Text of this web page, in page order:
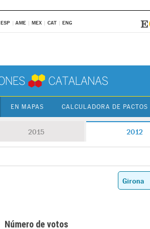
ESP AME MEX CAT ENG
EN MAPAS CALCULADORA DE PACTOS
2015 2012
Número de votos